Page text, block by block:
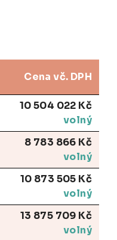
Cena vč. DPH
10 504 022 Kč
volný
8 783 866 Kč
volný
10 873 505 Kč
volný
13 875 709 Kč
volný